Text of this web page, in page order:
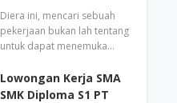
Diera ini, mencari sebuah
pekerjaan bukan lah tentang
untuk dapat menemuka…
Lowongan Kerja SMA
SMK Diploma S1 PT